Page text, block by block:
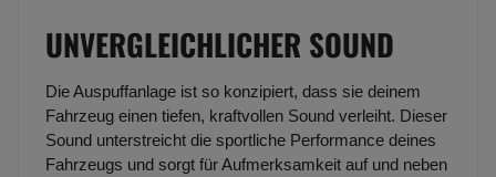
UNVERGLEICHLICHER SOUND
Die Auspuffanlage ist so konzipiert, dass sie deinem
Fahrzeug einen tiefen, kraftvollen Sound verleiht. Dieser
Sound unterstreicht die sportliche Performance deines
Fahrzeugs und sorgt für Aufmerksamkeit auf und neben